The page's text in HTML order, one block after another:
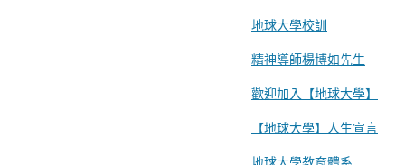
地球大學校訓
精神導師楊博如先生
歡迎加入【地球大學】
【地球大學】人生宣言